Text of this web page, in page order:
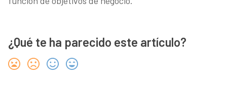
¿Qué te ha parecido este artículo?